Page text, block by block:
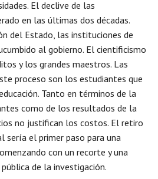
El declive de las
en las últimas dos décadas.
del Estado, las instituciones de
al gobierno. El cientificismo
y los grandes maestros. Las
proceso son los estudiantes que
Tanto en términos de la
como de los resultados de la
no justifican los costos. El retiro
sería el primer paso para una
con un recorte y una
de la investigación.